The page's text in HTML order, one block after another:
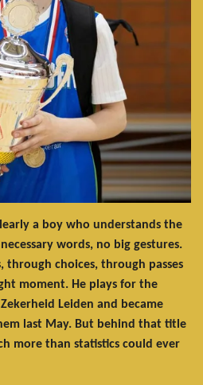
a boy who understands the
words, no big gestures.
through choices, through passes
moment. He plays for the
Leiden and became
last May. But behind that title
more than statistics could ever